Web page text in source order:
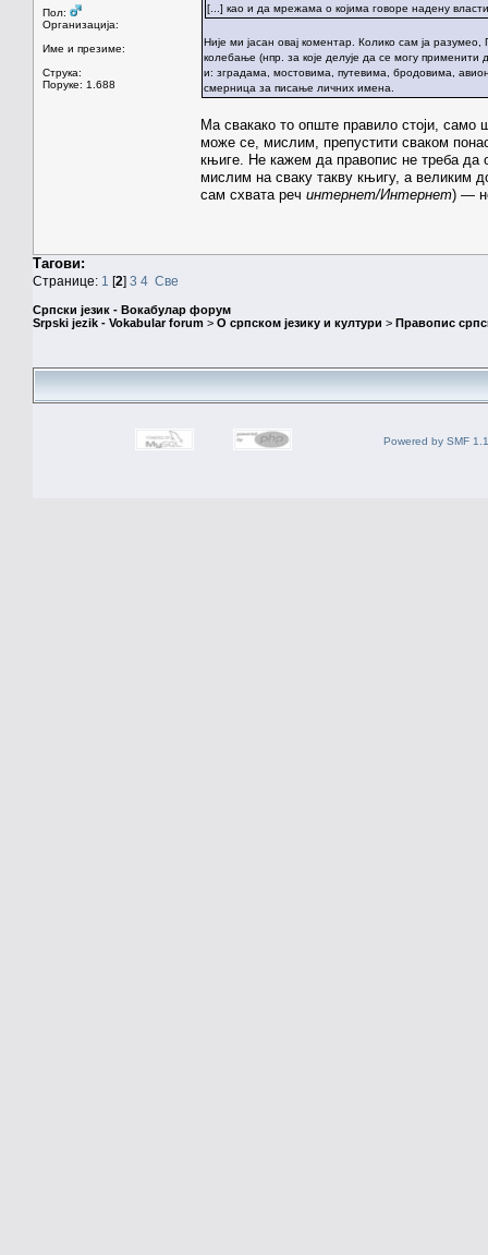
Пол:
Организација:
Име и презиме:
Струка:
Поруке: 1.688
[...] као и да мрежама о којима говоре надену
Није ми јасан овај коментар. Колико сам ја
колебање (нпр. за које делује да се могу
и: зградама, мостовима, путевима, бродовима,
смерница за писање личних имена.
Ма свакако то опште правило стоји, само
може се, мислим, препустити сваком
књиге. Не кажем да правопис не треба
мислим на сваку такву књигу, а великим
сам схвата реч интернет/Интернет) —
Тагови:
Странице: 1 [2] 3 4 Све
Српски језик - Вокабулар форум
Srpski jezik - Vokabular forum > О српском језику и култури > Правопис
Powered by SMF